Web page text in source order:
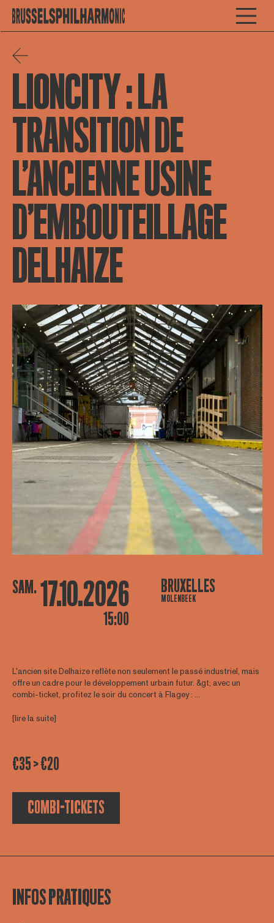
LIONCITY : LA
TRANSITION DE
L’ANCIENNE USINE
D’EMBOUTEILLAGE
DELHAIZE
SAM. 17.10.2026
15:00
BRUXELLES
MOLENBEEK
L'ancien site Delhaize reflète non seulement le passé industriel, mais
offre un cadre pour le développement urbain futur. &gt; avec un
combi-ticket, profitez le soir du concert à Flagey : ...
[lire la suite]
€35 > €20
COMBI-TICKETS
INFOS PRATIQUES